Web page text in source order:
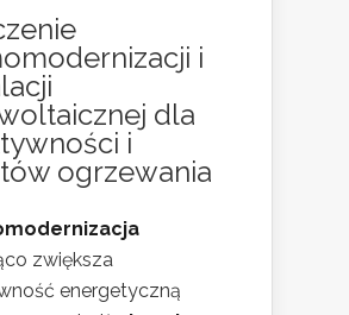
i
dla
i
ogrzewania
zwiększa
energetyczną